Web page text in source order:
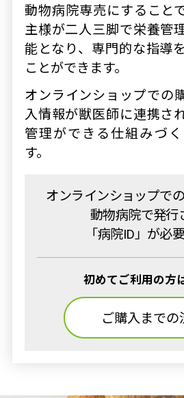
動物病院専売にすること
主様が二人三脚で栄養管
能となり、専門的な指導
ことができます。
オンラインショップでの
入情報が獣医師に連携さ
管理ができる仕組みづ
す。
オンラインショップで
動物病院で発行
「病院ID」が必要
初めてご利用の方
ご購入までの